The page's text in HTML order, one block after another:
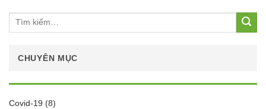
Tìm
CHUYÊN MỤC
Covid-19 (8)